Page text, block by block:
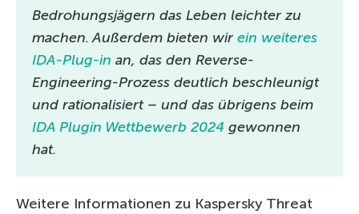
Bedrohungsjägern das Leben leichter zu
machen. Außerdem bieten wir ein weiteres
IDA-Plug-in an, das den Reverse-
Engineering-Prozess deutlich beschleunigt
und rationalisiert – und das übrigens beim
IDA Plugin Wettbewerb 2024 gewonnen
hat.
Weitere Informationen zu Kaspersky Threat